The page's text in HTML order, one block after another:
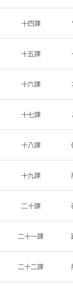
十四課
十五課
十六課
十七課
十八課
十九課
二十課
二十一課
二十二課